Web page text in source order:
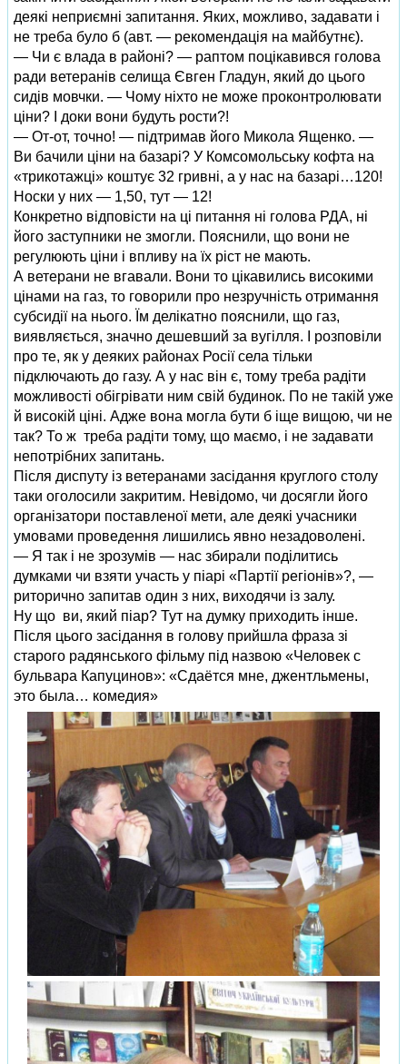
деякі неприємні запитання. Яких, можливо, задавати і
не треба було б (авт. — рекомендація на майбутнє).
— Чи є влада в районі? — раптом поцікавився голова
ради ветеранів селища Євген Гладун, який до цього
сидів мовчки. — Чому ніхто не може проконтролювати
ціни? І доки вони будуть рости?!
— От-от, точно! — підтримав його Микола Ященко. —
Ви бачили ціни на базарі? У Комсомольську кофта на
«трикотажці» коштує 32 гривні, а у нас на базарі…120!
Носки у них — 1,50, тут — 12!
Конкретно відповісти на ці питання ні голова РДА, ні
його заступники не змогли. Пояснили, що вони не
регулюють ціни і впливу на їх ріст не мають.
А ветерани не вгавали. Вони то цікавились високими
цінами на газ, то говорили про незручність отримання
субсидії на нього. Їм делікатно пояснили, що газ,
виявляється, значно дешевший за вугілля. І розповіли
про те, як у деяких районах Росії села тільки
підключають до газу. А у нас він є, тому треба радіти
можливості обігрівати ним свій будинок. По не такій уже
й високій ціні. Адже вона могла бути б іще вищою, чи не
так? То ж треба радіти тому, що маємо, і не задавати
непотрібних запитань.
Після диспуту із ветеранами засідання круглого столу
таки оголосили закритим. Невідомо, чи досягли його
організатори поставленої мети, але деякі учасники
умовами проведення лишились явно незадоволені.
— Я так і не зрозумів — нас збирали поділитись
думками чи взяти участь у піарі «Партії регіонів»?, —
риторично запитав один з них, виходячи із залу.
Ну що ви, який піар? Тут на думку приходить інше.
Після цього засідання в голову прийшла фраза зі
старого радянського фільму під назвою «Человек с
бульвара Капуцинов»: «Сдаётся мне, джентльмены,
это была… комедия»